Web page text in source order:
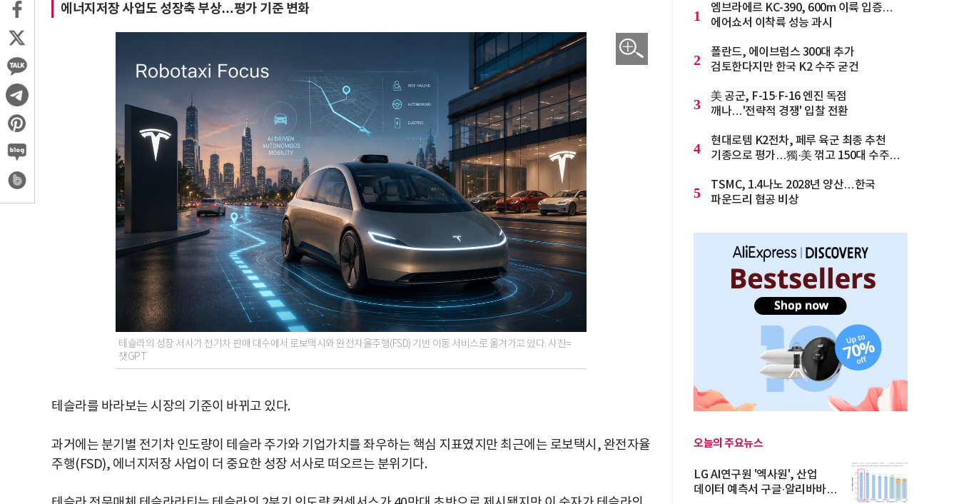
에너지저장 사업도 성장축 부상…평가 기준 변화
테슬라의 성장 서사가 전기차 판매 대수에서 로보택시와 완전자율주행(FSD) 기반 이동 서비스로 옮겨가고 있다. 사진=
챗GPT
테슬라를 바라보는 시장의 기준이 바뀌고 있다.
과거에는 분기별 전기차 인도량이 테슬라 주가와 기업가치를 좌우하는 핵심 지표였지만 최근에는 로보택시, 완전자율
주행(FSD), 에너지저장 사업이 더 중요한 성장 서사로 떠오르는 분위기다.
1
엠브라에르 KC-390, 600m 이륙 입증…
에어쇼서 이착륙 성능 과시
2
폴란드, 에이브럼스 300대 추가
검토한다지만 한국 K2 수주 굳건
3
美 공군, F-15·F-16 엔진 독점
깨나…'전략적 경쟁' 입찰 전환
4
현대로템 K2전차, 페루 육군 최종 추천
기종으로 평가…獨·美 꺾고 150대 수주
5
TSMC, 1.4나노 2028년 양산…한국
파운드리 협공 비상
오늘의 주요뉴스
LG AI연구원 '엑사원', 산업
데이터 예측서 구글·알리바바